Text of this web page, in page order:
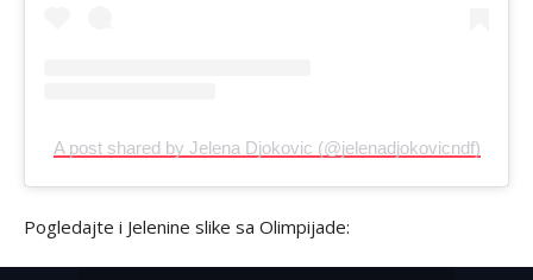
A post shared by Jelena Djokovic (@jelenadjokovicndf)
Pogledajte i Jelenine slike sa Olimpijade: